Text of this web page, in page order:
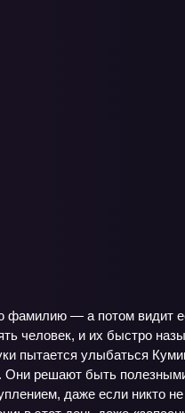
фамилию — а потом видит
человек, и их быстро
пытается улыбаться
Они решают быть
даже если никто не